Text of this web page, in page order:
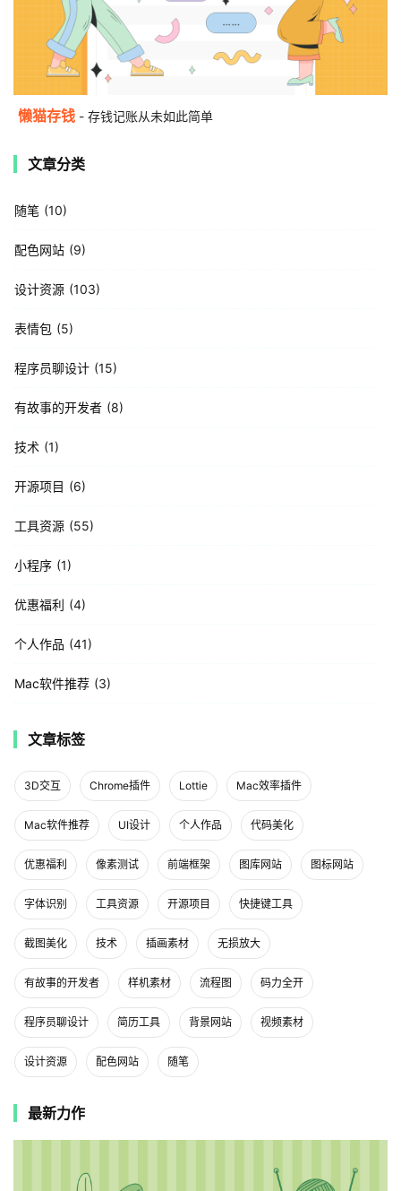
懒猫存钱 - 存钱记账从未如此简单
文章分类
随笔 10
配色网站 9
设计资源 103
表情包 5
程序员聊设计 15
有故事的开发者 8
技术 1
开源项目 6
工具资源 55
小程序 1
优惠福利 4
个人作品 41
Mac软件推荐 3
文章标签
3D交互 Chrome插件 Lottie Mac效率插件
Mac软件推荐 UI设计 个人作品 代码美化
优惠福利 像素测试 前端框架 图库网站 图标网站
字体识别 工具资源 开源项目 快捷键工具
截图美化 技术 插画素材 无损放大
有故事的开发者 样机素材 流程图 码力全开
程序员聊设计 简历工具 背景网站 视频素材
设计资源 配色网站 随笔
最新力作